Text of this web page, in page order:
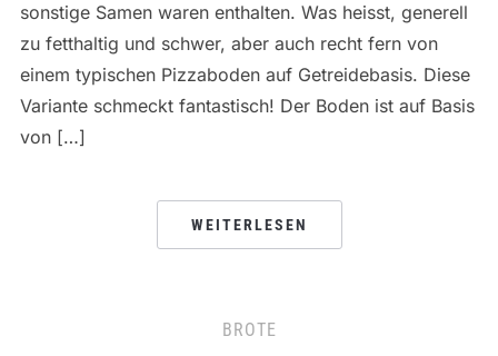
sonstige Samen waren enthalten. Was heisst, generell
zu fetthaltig und schwer, aber auch recht fern von
einem typischen Pizzaboden auf Getreidebasis. Diese
Variante schmeckt fantastisch! Der Boden ist auf Basis
von […]
WEITERLESEN
BROTE